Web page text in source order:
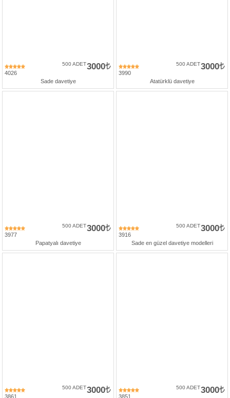
4026
3000
500 ADET
Sade davetiye
3990
3000
500 ADET
Atatürklü davetiye
3977
3000
500 ADET
Papatyalı davetiye
3916
3000
500 ADET
Sade en güzel davetiye modelleri
3861
3000
500 ADET
3851
3000
500 ADET